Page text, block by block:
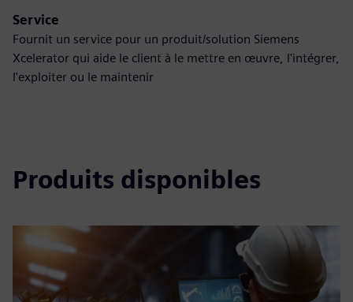
Service
Fournit un service pour un produit/solution Siemens
Xcelerator qui aide le client à le mettre en œuvre, l'intégrer,
l'exploiter ou le maintenir
Produits disponibles